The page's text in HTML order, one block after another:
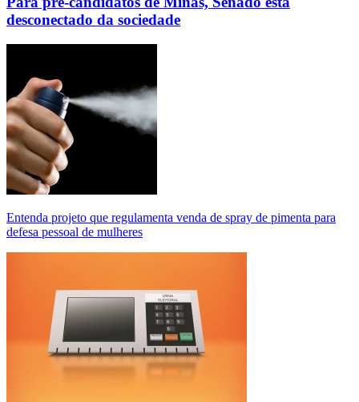
desconectado da sociedade
Entenda projeto que regulamenta venda de spray de pimenta para
defesa pessoal de mulheres